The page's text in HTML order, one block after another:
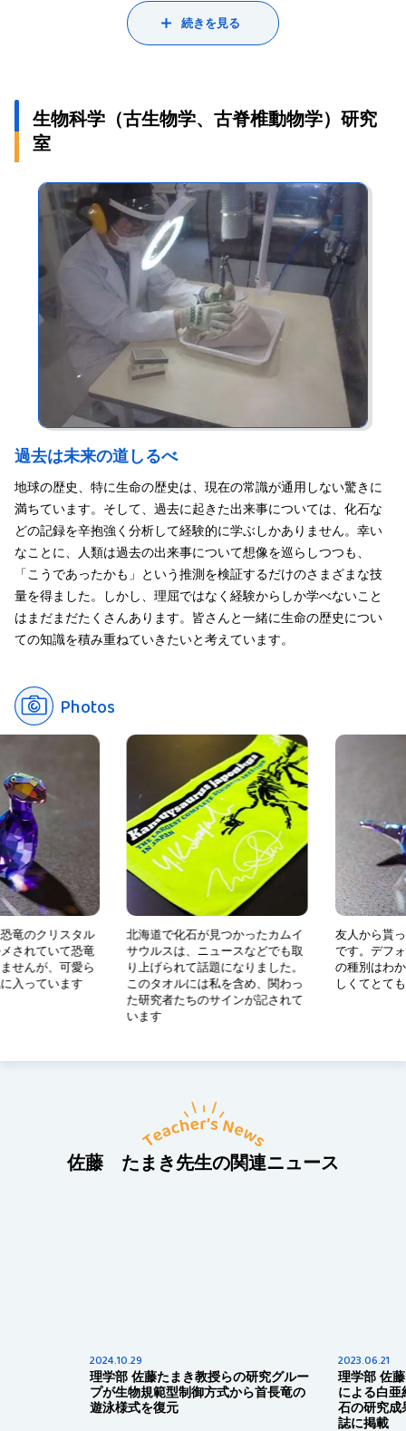
ことで、わざわざ海外を訪れて現物を確認する必要がなくなりま
す。また、化石は形あるものなので、壊れたり紛失したりしてし
種類のわからない化石をずっと眺めていると、「あの生物のあの
部位かもしれない！」とパズルのように急に謎が解けるタイミン
グがあります。研究をしていて一番楽しいのは、その瞬間です
また、古生物学の研究を通じて、数億年という時間のなかで、さ
まざまな生物が進化や絶滅を繰り返してきたという、壮大な地球
の歴史に触れることができます。そして、その積み重ねの先に私
たちがいるという事実を強く実感することもできます。未来のこ
とは過去の積み重ねから学ぶしかありません。化石は私たちに変
わりゆく地球の姿を伝え、生物が環境に適応してきた歴史を教え
てくれるのです。
私の授業は、恐竜や古代の生物が好きで履修してくれる学生が多
いのですが、生物の名前やデータを丸暗記することはそれほど重
きた考え方についてしっかりと理解してほしいと思っています。
ニュースなどでは大発見ばかりが取り上げられていますが、そう
した大発見の裏には膨大な先行研究の積み重ねがあるのです。そ
して、自分自身も未来の研究者たちの支えになっているというこ
とを意識しながら、研究に取り組んでもらいたいと考えていま
古生物学の研究に向いているのは、人から教わったことを鵜呑み
にせず、自分で調べて納得する人です。最近は、インターネット
で手に入れた情報を事実だと捉えてしまう人が増えているように
感じます。そんななかで、「どのような根拠で結論が導かれたの
か」「最新の研究ではどうなっているのか」「他の論文にはどの
ように記されているのか」など、自らとことん突き詰めて調べら
れる学生は、研究者としての素質を持っていると思います。
学生時代は失敗しても許される期間です。人は挫折を経験し、そ
こから立ち直ることによって大きく成長することができると思う
ので、失敗を恐れず新しいことにどんどん挑戦してください！
続きを見る
生物科学（古生物学、古脊椎動物学）研究
室
過去は未来の道しるべ
地球の歴史、特に生命の歴史は、現在の常識が通用しない驚きに
満ちています。そして、過去に起きた出来事については、化石な
どの記録を辛抱強く分析して経験的に学ぶしかありません。幸い
なことに、人類は過去の出来事について想像を巡らしつつも、
「こうであったかも」という推測を検証するだけのさまざまな技
量を得ました。しかし、理屈ではなく経験からしか学べないこと
はまだまだたくさんあります。皆さんと一緒に生命の歴史につい
ての知識を積み重ねていきたいと考えています。
Photos
スタル
て恐竜
可愛ら
ます
北海道で化石が見つかったカムイ
サウルスは、ニュースなどでも取
り上げられて話題になりました。
このタオルには私を含め、関わっ
た研究者たちのサインが記されて
友人から貰った恐竜
です。デフォルメさ
の種別はわかりませ
しくてとても気に入
佐藤 たまき先生の関連ニュース
2024.10.29
理学部 佐藤たまき教授らの研究グルー
プが生物規範型制御方式から首長竜の
遊泳様式を復元
2023.06.21
理学部 佐藤たまき
による⽩亜紀後期
⽯の研究成果が
誌に掲載